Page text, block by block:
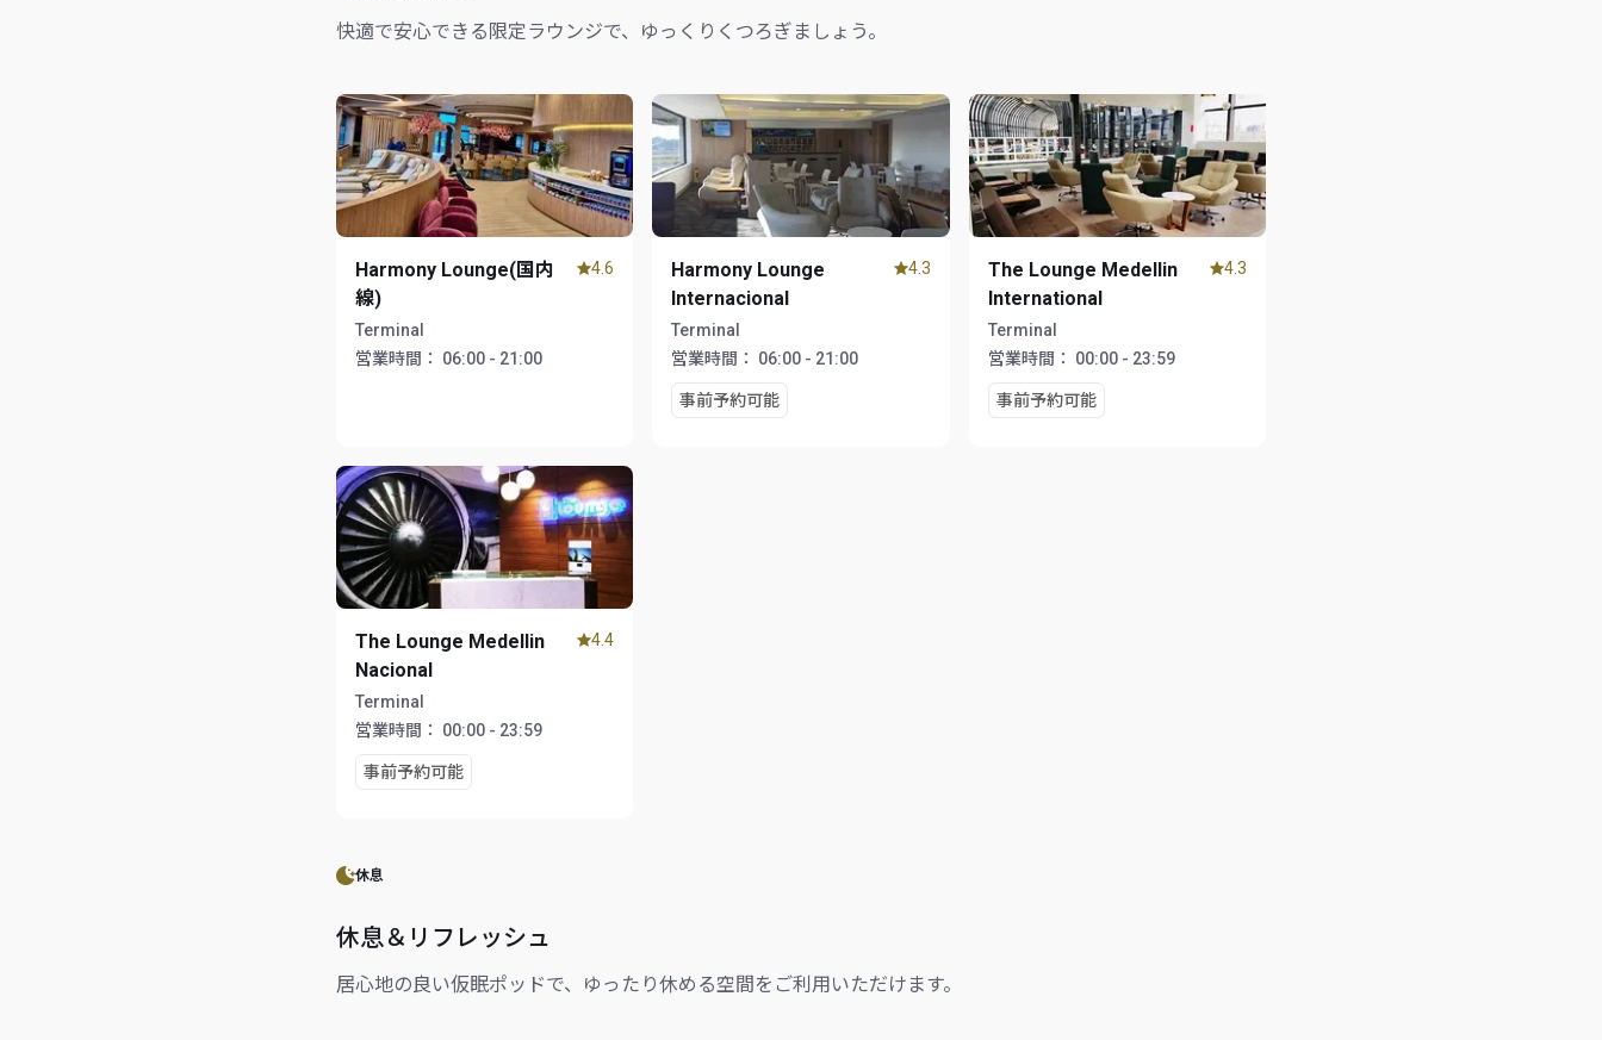
快適で安心できる限定ラウンジで、ゆっくりくつろぎましょう。
Harmony Lounge(国内
線)
Terminal
営業時間：
06:00 - 21:00
4.6
Harmony Lounge
Internacional
Terminal
営業時間：
06:00 - 21:00
事前予約可能
4.3
The Lounge Medellin
International
Terminal
営業時間：
00:00 - 23:59
事前予約可能
4.3
The Lounge Medellin
Nacional
Terminal
営業時間：
00:00 - 23:59
事前予約可能
4.4
休息
休息＆リフレッシュ
居心地の良い仮眠ポッドで、ゆったり休める空間をご利用いただけます。